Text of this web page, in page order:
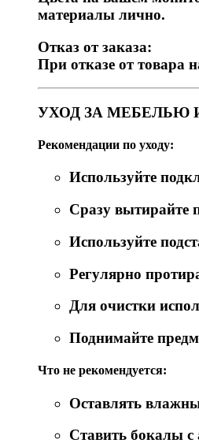
материалы лично.
Отказ от заказа:
При отказе от товара
УХОД ЗА МЕБЕЛЬЮ
Рекомендации по уходу:
Используйте
Сразу вытирайте
Используйте
Регулярно
Для очистки
Поднимайте
Что не рекомендуется:
Оставлять
Ставить бокалы с